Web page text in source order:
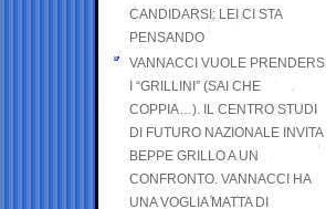
CANDIDARSI: LEI CI STA
PENSANDO
VANNACCI VUOLE PRENDERSI
I “GRILLINI” (SAI CHE
COPPIA…). IL CENTRO STUDI
DI FUTURO NAZIONALE INVITA
BEPPE GRILLO A UN
CONFRONTO. VANNACCI HA
UNA VOGLIA MATTA DI